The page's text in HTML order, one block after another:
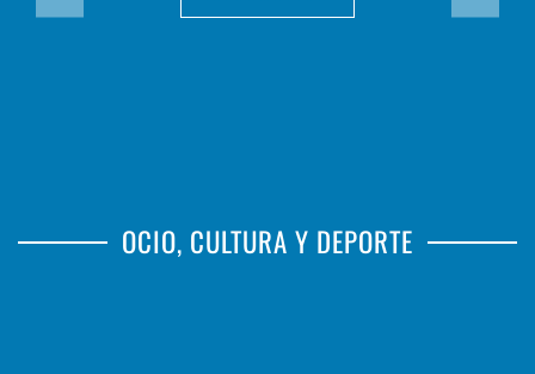
OCIO, CULTURA Y DEPORTE